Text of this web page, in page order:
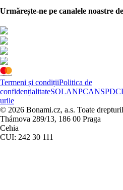
Urmărește-ne pe canalele noastre
Termeni și condițiiPolitica de
confidențialitateSOLANPC
urile
© 2026 Bonami.cz, a.s. Toate
Thámova 289/13, 186 00 Praga
Cehia
CUI: 242 30 111